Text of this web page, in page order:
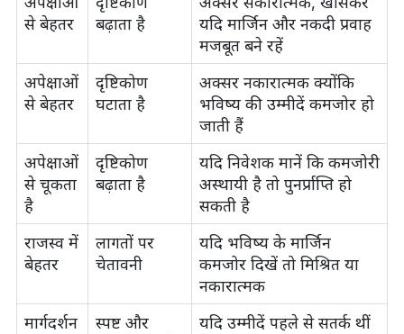
से बेहतर
बढ़ाता है
यदि मार्जिन और नकदी प्रवाह
मजबूत बने रहें
अपेक्षाओं
से बेहतर
दृष्टिकोण
घटाता है
अक्सर नकारात्मक क्योंकि
भविष्य की उम्मीदें कमजोर हो
जाती हैं
अपेक्षाओं
से चूकता
है
दृष्टिकोण
बढ़ाता है
यदि निवेशक मानें कि कमजोरी
अस्थायी है तो पुनर्प्राप्ति हो
सकती है
राजस्व में
बेहतर
लागतों पर
चेतावनी
यदि भविष्य के मार्जिन
कमजोर दिखें तो मिश्रित या
नकारात्मक
मार्गदर्शन
स्पष्ट और
यदि उम्मीदें पहले से सतर्क थीं